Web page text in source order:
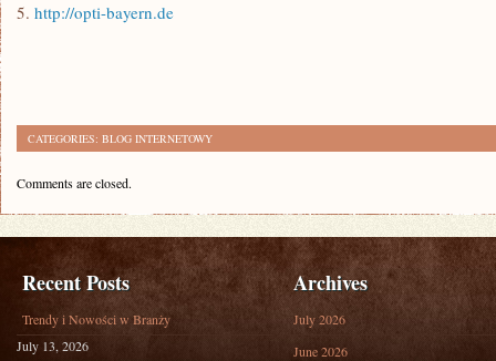
5. http://opti-bayern.de
CATEGORIES: BLOG INTERNETOWY
Comments are closed.
Recent Posts
Trendy i Nowości w Branży
July 13, 2026
Archives
July 2026
June 2026